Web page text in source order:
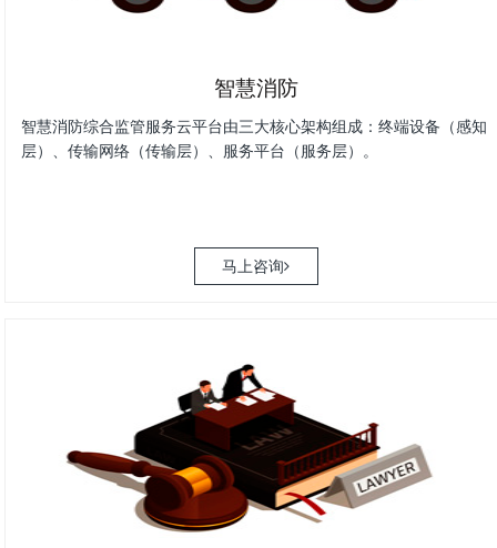
智慧消防
智慧消防综合监管服务云平台由三大核心架构组成：终端设备（感知
层）、传输网络（传输层）、服务平台（服务层）。
马上咨询